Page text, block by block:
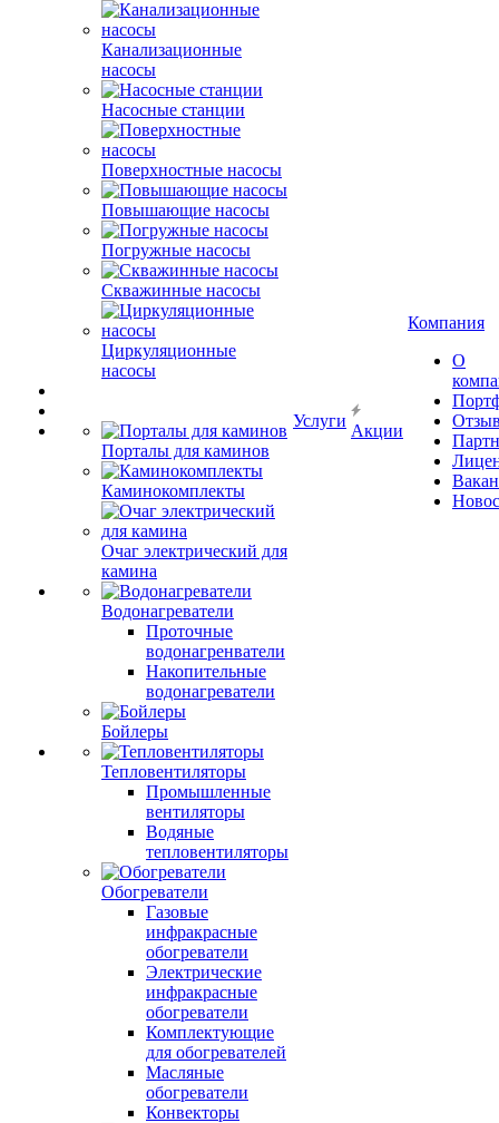
Канализационные
насосы
Насосные станции
Поверхностные насосы
Повышающие насосы
Погружные насосы
Скважинные насосы
Циркуляционные
насосы
Порталы для каминов
Каминокомплекты
Очаг электрический для
камина
Водонагреватели
Проточные
водонагренватели
Накопительные
водонагреватели
Бойлеры
Тепловентиляторы
Промышленные
вентиляторы
Водяные
тепловентиляторы
Обогреватели
Газовые
инфракрасные
обогреватели
Электрические
инфракрасные
обогреватели
Комплектующие
для обогревателей
Масляные
обогреватели
Конвекторы
Услуги
Акции
Компания
О